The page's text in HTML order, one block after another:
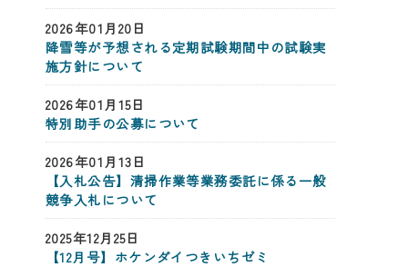
2026年01月20日
降雪等が予想される定期試験期間中の試験実
施方針について
2026年01月15日
特別助手の公募について
2026年01月13日
【入札公告】清掃作業等業務委託に係る一般
競争入札について
2025年12月25日
【12月号】ホケンダイつきいちゼミ